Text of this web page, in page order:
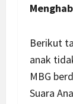
Berikut
anak
MBG
Suara